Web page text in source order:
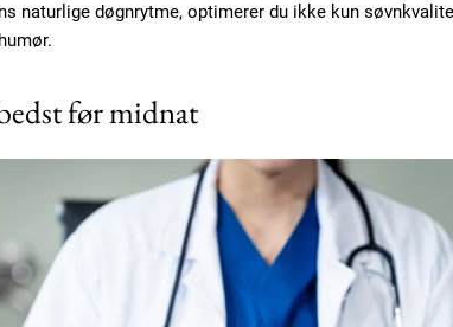
naturlige døgnrytme, optimerer du ikke kun
før midnat